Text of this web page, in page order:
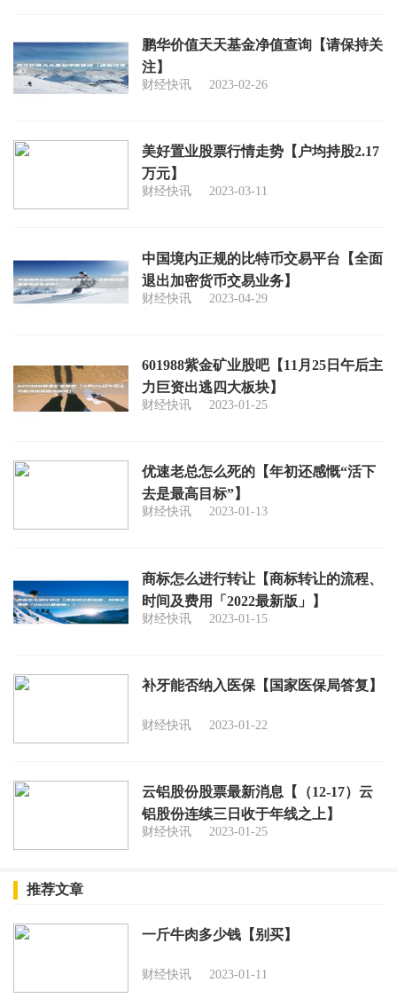
鹏华价值天天基金净值查询【请保持关
注】
财经快讯 2023-02-26
美好置业股票行情走势【户均持股2.17
万元】
财经快讯 2023-03-11
中国境内正规的比特币交易平台【全面
退出加密货币交易业务】
财经快讯 2023-04-29
601988紫金矿业股吧【11月25日午后主
力巨资出逃四大板块】
财经快讯 2023-01-25
优速老总怎么死的【年初还感慨“活下
去是最高目标”】
财经快讯 2023-01-13
商标怎么进行转让【商标转让的流程、
时间及费用「2022最新版」】
财经快讯 2023-01-15
补牙能否纳入医保【国家医保局答复】
财经快讯 2023-01-22
云铝股份股票最新消息【（12-17）云
铝股份连续三日收于年线之上】
财经快讯 2023-01-25
推荐文章
一斤牛肉多少钱【别买】
财经快讯 2023-01-11